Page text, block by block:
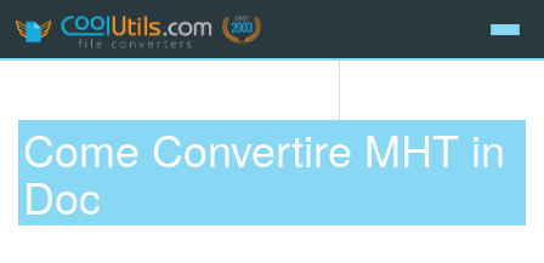
Come Convertire MHT in
Doc